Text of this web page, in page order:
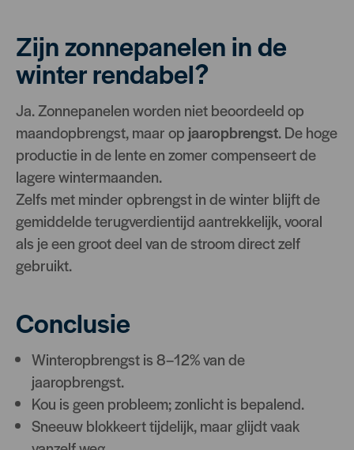
Zijn zonnepanelen in de
winter rendabel?
Ja. Zonnepanelen worden niet beoordeeld op
maandopbrengst, maar op jaaropbrengst. De hoge
productie in de lente en zomer compenseert de
lagere wintermaanden.
Zelfs met minder opbrengst in de winter blijft de
gemiddelde terugverdientijd aantrekkelijk, vooral
als je een groot deel van de stroom direct zelf
gebruikt.
Conclusie
Winteropbrengst is 8–12% van de
jaaropbrengst.
Kou is geen probleem; zonlicht is bepalend.
Sneeuw blokkeert tijdelijk, maar glijdt vaak